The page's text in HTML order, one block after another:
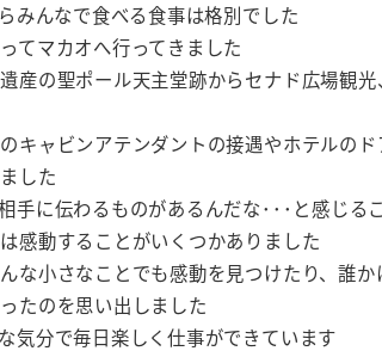
みんなで食べる食事は格別でした
てマカオへ行ってきました
産の聖ポール天主堂跡からセナド広場観
キャビンアテンダントの接遇やホテルの
した
手に伝わるものがあるんだな･･･と感じる
感動することがいくつかありました
な小さなことでも感動を見つけたり、誰
たのを思い出しました
気分で毎日楽しく仕事ができています